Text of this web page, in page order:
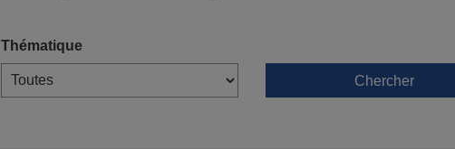
Thématique
Chercher